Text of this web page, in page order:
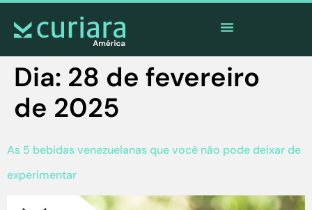
Dia: 28 de fevereiro
de 2025
As 5 bebidas venezuelanas que você não pode deixar de
experimentar